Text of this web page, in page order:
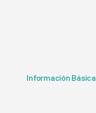
Información Básica